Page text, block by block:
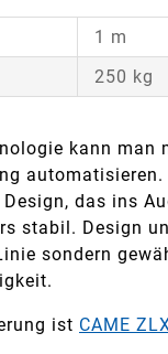
1 m
250 kg
kann
das ins
stabil. Design
sondern
ist CAME